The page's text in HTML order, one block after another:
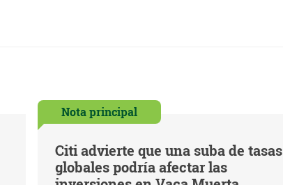
Nota principal
Citi advierte que una suba de tasas
globales podría afectar las